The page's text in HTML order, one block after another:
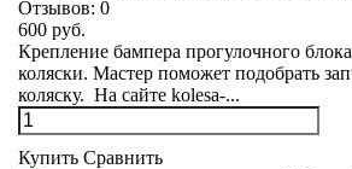
Отзывов: 0
600 руб.
Крепление бампера прогулочного
коляски. Мастер поможет подобрать
коляску. На сайте kolesa-...
Купить Сравнить